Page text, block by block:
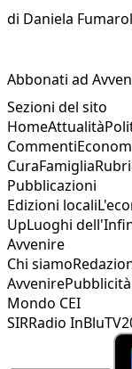
di Daniela
Abbonati ad
Sezioni del sito
HomeAttualità
Commenti
CuraFamiglia
Pubblicazioni
Edizioni locali
UpLuoghi
Avvenire
Chi siamo
AvvenirePubblicità
Mondo CEI
SIRRadio InBlu